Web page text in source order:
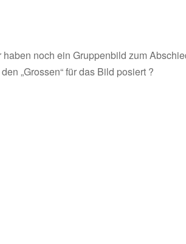
haben noch ein Gruppenbild zum
„Grossen“ für das Bild posiert ?